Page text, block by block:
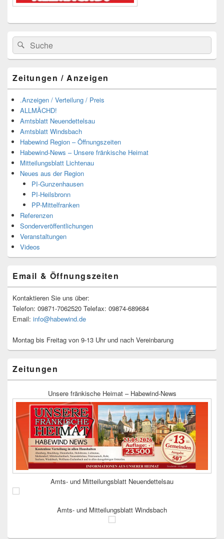
Suchen
nach:
Suchen
Zeitungen / Anzeigen
.Anzeigen / Verteilung / Preis
ALLMÄCHD!
Amtsblatt Neuendettelsau
Amtsblatt Windsbach
Habewind Region – Öffnungszeiten
Habewind-News – Unsere fränkische Heimat
Mitteilungsblatt Lichtenau
Neues aus der Region
PI-Gunzenhausen
PI-Heilsbronn
PP-Mittelfranken
Referenzen
Sonderveröffentlichungen
Veranstaltungen
Videos
Email & Öffnungszeiten
Kontaktieren Sie uns über:
Telefon: 09871-7062520 Telefax: 09874-689684
Email: info@habewind.de
Montag bis Freitag von 9-13 Uhr und nach Vereinbarung
Zeitungen
Unsere fränkische Heimat – Habewind-News
Amts- und Mitteilungsblatt Neuendettelsau
Amts- und Mitteilungsblatt Windsbach